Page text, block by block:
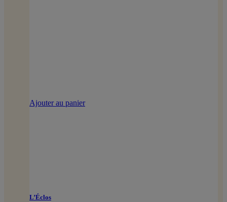
Ajouter au panier
L’Éclos